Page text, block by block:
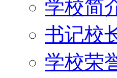
学校简
书记校
学校荣